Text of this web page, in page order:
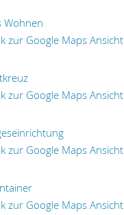
Wohnen
zur Google Maps Ansicht
zur Google Maps Ansicht
zur Google Maps Ansicht
zur Google Maps Ansicht